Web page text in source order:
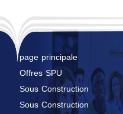
page principale
Offres SPU
Sous Construction
Sous Construction